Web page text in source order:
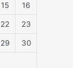
15
16
22
23
29
30